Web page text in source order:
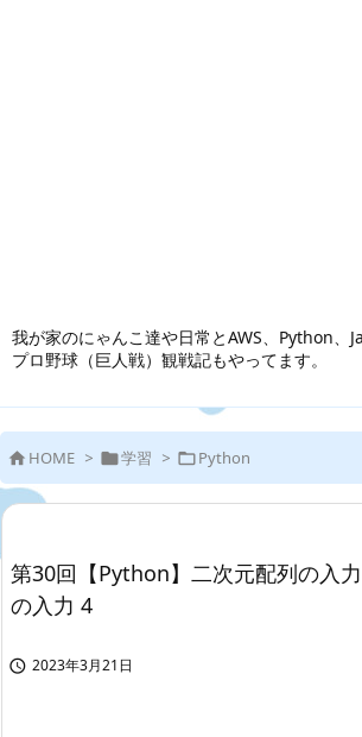
我が家のにゃんこ達や日常とAWS、Python、
プロ野球（巨人戦）観戦記もやってます。
 HOME > 学習 > Python
第30回【Python】二次元配列の入
の入力 4
 2023年3月21日